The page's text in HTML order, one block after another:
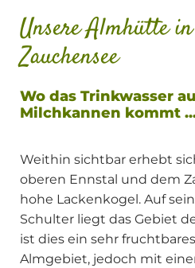
Unsere Almhütte
Zauchensee
Wo das Trinkwasser
Milchkannen kommt
Weithin sichtbar erhebt
oberen Ennstal und dem
hohe Lackenkogel. Auf
Schulter liegt das Gebiet
ist dies ein sehr
Almgebiet, jedoch mit